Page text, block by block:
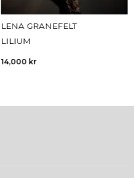
LENA GRANEFELT
LILIUM
14,000 kr